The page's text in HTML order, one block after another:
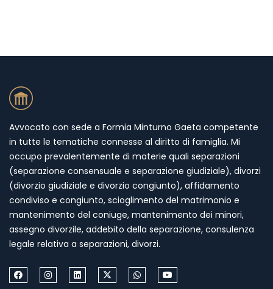
Avvocato con sede a Formia Minturno Gaeta competente
in tutte le tematiche connesse al diritto di famiglia. Mi
occupo prevalentemente di materie quali separazioni
(separazione consensuale e separazione giudiziale), divorzi
(divorzio giudiziale e divorzio congiunto), affidamento
condiviso e congiunto, scioglimento del matrimonio e
mantenimento del coniuge, mantenimento dei minori,
assegno divorzile, addebito della separazione, consulenza
legale relativa a separazioni, divorzi.